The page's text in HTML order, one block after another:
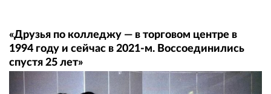
«Друзья по колледжу — в торговом центре в
1994 году и сейчас в 2021-м. Воссоединились
спустя 25 лет»